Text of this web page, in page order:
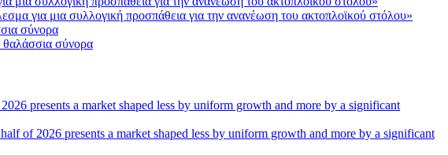
για μια συλλογική προσπάθεια για την ανανέωση του ακτοπλοϊκού στόλου»
θαλάσσια σύνορα
of 2026 presents a market shaped less by uniform growth and more by a significant